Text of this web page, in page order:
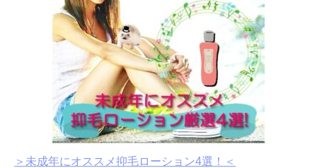
＞未成年にオススメ抑毛ローション4選！＜